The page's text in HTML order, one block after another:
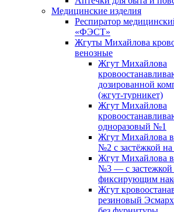
Медицинские изделия
Респиратор
«ФЭСТ»
Жгуты Михайлова
венозные
Жгут Михайлова
дозированной
(жгут-турникет)
Жгут Михайлова
одноразовый №1
Жгут Михайлова
№2 с застёжкой
Жгут Михайлова
№3 — с застежкой
фиксирующим
Жгут
резиновый